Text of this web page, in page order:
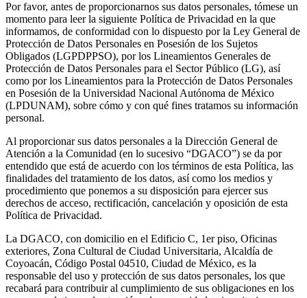
Por favor, antes de proporcionarnos sus datos personales, tómese un
momento para leer la siguiente Política de Privacidad en la que
informamos, de conformidad con lo dispuesto por la Ley General de
Protección de Datos Personales en Posesión de los Sujetos
Obligados (LGPDPPSO), por los Lineamientos Generales de
Protección de Datos Personales para el Sector Público (LG), así
como por los Lineamientos para la Protección de Datos Personales
en Posesión de la Universidad Nacional Autónoma de México
(LPDUNAM), sobre cómo y con qué fines tratamos su información
personal.
Al proporcionar sus datos personales a la Dirección General de
Atención a la Comunidad (en lo sucesivo “DGACO”) se da por
entendido que está de acuerdo con los términos de esta Política, las
finalidades del tratamiento de los datos, así como los medios y
procedimiento que ponemos a su disposición para ejercer sus
derechos de acceso, rectificación, cancelación y oposición de esta
Política de Privacidad.
La DGACO, con domicilio en el Edificio C, 1er piso, Oficinas
exteriores, Zona Cultural de Ciudad Universitaria, Alcaldía de
Coyoacán, Código Postal 04510, Ciudad de México, es la
responsable del uso y protección de sus datos personales, los que
recabará para contribuir al cumplimiento de sus obligaciones en los